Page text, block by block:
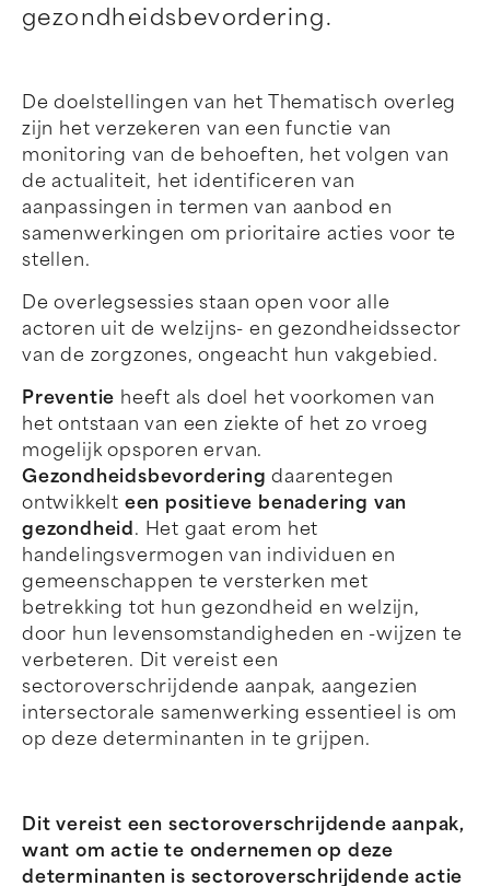
gezondheidsbevordering.
De doelstellingen van het Thematisch overleg
zijn het verzekeren van een functie van
monitoring van de behoeften, het volgen van
de actualiteit, het identificeren van
aanpassingen in termen van aanbod en
samenwerkingen om prioritaire acties voor te
stellen.
De overlegsessies staan open voor alle
actoren uit de welzijns- en gezondheidssector
van de zorgzones, ongeacht hun vakgebied.
Preventie heeft als doel het voorkomen van
het ontstaan van een ziekte of het zo vroeg
mogelijk opsporen ervan.
Gezondheidsbevordering daarentegen
ontwikkelt een positieve benadering van
gezondheid. Het gaat erom het
handelingsvermogen van individuen en
gemeenschappen te versterken met
betrekking tot hun gezondheid en welzijn,
door hun levensomstandigheden en -wijzen te
verbeteren. Dit vereist een
sectoroverschrijdende aanpak, aangezien
intersectorale samenwerking essentieel is om
op deze determinanten in te grijpen.
Dit vereist een sectoroverschrijdende aanpak,
want om actie te ondernemen op deze
determinanten is sectoroverschrijdende actie